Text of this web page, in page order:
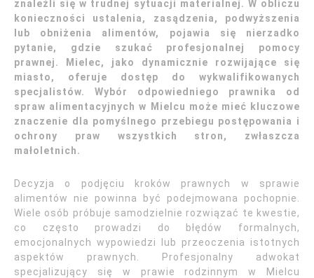
znaleźli się w trudnej sytuacji materialnej. W obliczu
konieczności ustalenia, zasądzenia, podwyższenia
lub obniżenia alimentów, pojawia się nierzadko
pytanie, gdzie szukać profesjonalnej pomocy
prawnej. Mielec, jako dynamicznie rozwijające się
miasto, oferuje dostęp do wykwalifikowanych
specjalistów. Wybór odpowiedniego prawnika od
spraw alimentacyjnych w Mielcu może mieć kluczowe
znaczenie dla pomyślnego przebiegu postępowania i
ochrony praw wszystkich stron, zwłaszcza
małoletnich.
Decyzja o podjęciu kroków prawnych w sprawie
alimentów nie powinna być podejmowana pochopnie.
Wiele osób próbuje samodzielnie rozwiązać te kwestie,
co często prowadzi do błędów formalnych,
emocjonalnych wypowiedzi lub przeoczenia istotnych
aspektów prawnych. Profesjonalny adwokat
specjalizujący się w prawie rodzinnym w Mielcu